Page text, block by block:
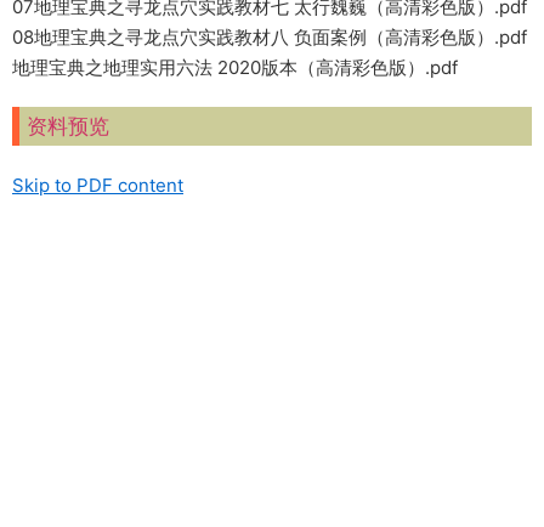
07地理宝典之寻龙点穴实践教材七 太行魏巍（高清彩色版）.pdf
08地理宝典之寻龙点穴实践教材八 负面案例（高清彩色版）.pdf
地理宝典之地理实用六法 2020版本（高清彩色版）.pdf
资料预览
Skip to PDF content